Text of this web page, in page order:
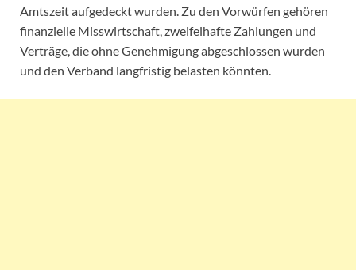
Amtszeit aufgedeckt wurden. Zu den Vorwürfen gehören
finanzielle Misswirtschaft, zweifelhafte Zahlungen und
Verträge, die ohne Genehmigung abgeschlossen wurden
und den Verband langfristig belasten könnten.